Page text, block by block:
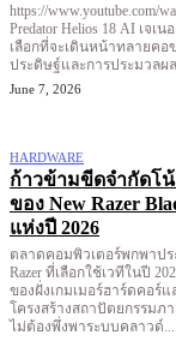
https://www.youtube.com/watch?v=PaSml2IB5-I
Predator Helios 18 AI เจ
เลือกที่จะเดินหน้าทลายค
ประดิษฐ์และการประมวลผ
June 7, 2026
HARDWARE
ก้าวข้ามขีดจำกัดโน้
ของ New Razer
แห่งปี 2026
ตลาดคอมพิวเตอร์พกพาป
Razer ที่เลือกใช้เวทีในปี
ของฝั่งเกมเมอร์ฮาร์ดคอร์
โครงสร้างสถาปัตยกรรม
ไม่ต้องพึ่งพาระบบคลาวด์...